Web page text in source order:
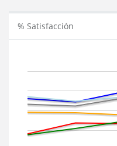
% Satisfacción